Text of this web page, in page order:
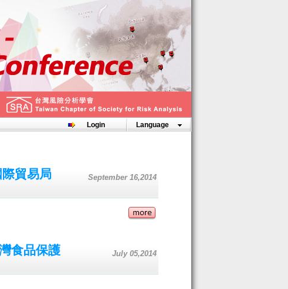
Language
Login
貿易局 September 16,2014
食品保護 July 05,2014